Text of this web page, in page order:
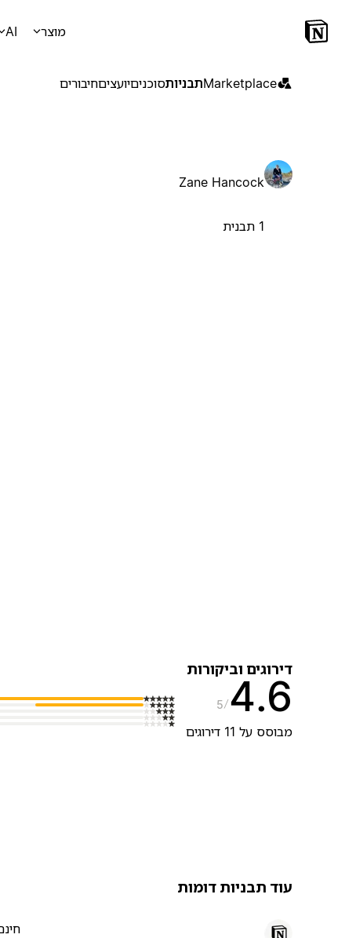
מוצר AI
Marketplaceתבניותסוכניםיועציםחיבורים
Zane Hancock
1 תבנית
דירוגים וביקורות
4.6
5
מבוסס על 11 דירוגים
עוד תבניות דומות